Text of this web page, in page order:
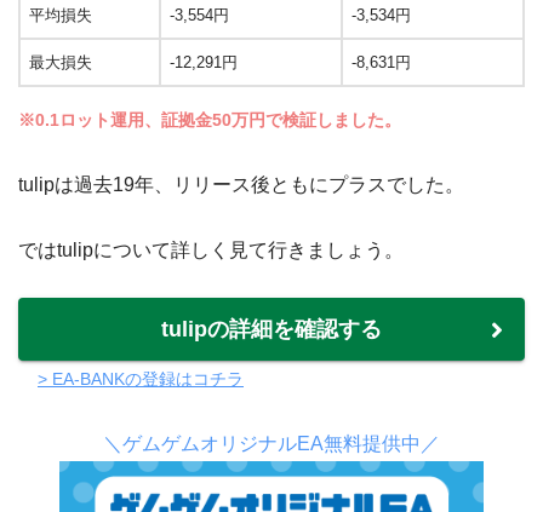
平均損失 -3,554円 -3,534円
最大損失 -12,291円 -8,631円
※0.1ロット運用、証拠金50万円で検証しました。
tulipは過去19年、リリース後ともにプラスでした。
ではtulipについて詳しく見て行きましょう。
tulipの詳細を確認する
> EA-BANKの登録はコチラ
＼ゲムゲムオリジナルEA無料提供中／